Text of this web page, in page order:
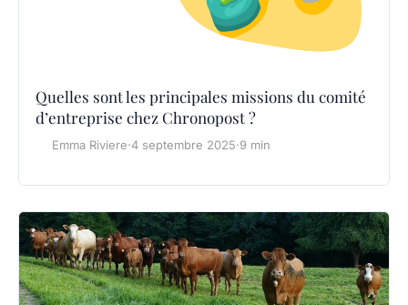
Quelles sont les principales missions du comité
d’entreprise chez Chronopost ?
Emma Riviere·4 septembre 2025·9 min